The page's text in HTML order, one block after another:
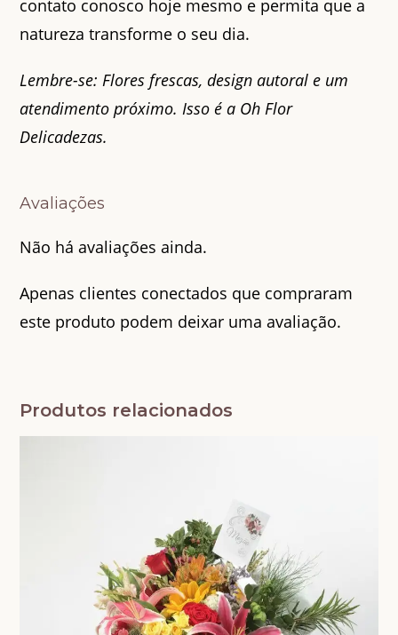
contato conosco hoje mesmo e permita que a
natureza transforme o seu dia.
Lembre-se: Flores frescas, design autoral e um
atendimento próximo. Isso é a Oh Flor
Delicadezas.
Avaliações
Não há avaliações ainda.
Apenas clientes conectados que compraram
este produto podem deixar uma avaliação.
Produtos relacionados